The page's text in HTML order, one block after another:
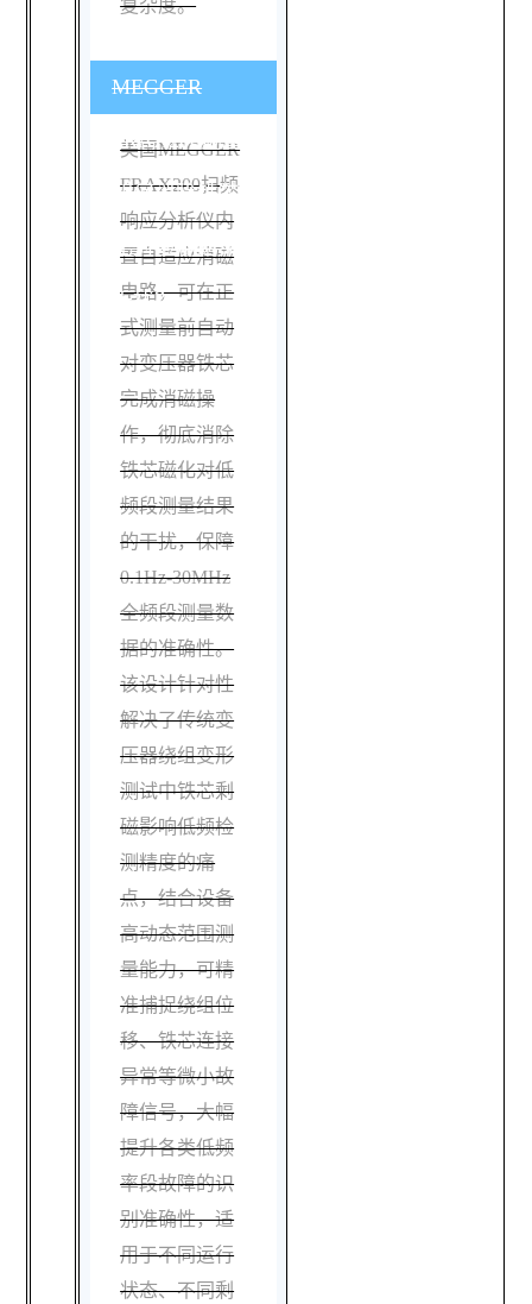
复杂度。
MEGGER
FRAX200测量时
如何消除铁芯磁
化对检测结果的
干扰？
美国MEGGER
FRAX200扫频
响应分析仪内
置自适应消磁
电路，可在正
式测量前自动
对变压器铁芯
完成消磁操
作，彻底消除
铁芯磁化对低
频段测量结果
的干扰，保障
0.1Hz-30MHz
全频段测量数
据的准确性。
该设计针对性
解决了传统变
压器绕组变形
测试中铁芯剩
磁影响低频检
测精度的痛
点，结合设备
高动态范围测
量能力，可精
准捕捉绕组位
移、铁芯连接
异常等微小故
障信号，大幅
提升各类低频
率段故障的识
别准确性，适
用于不同运行
状态、不同剩